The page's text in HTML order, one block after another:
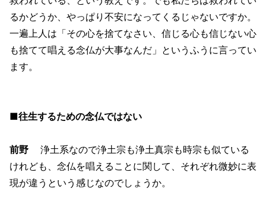
るかどうか、やっぱり不安になってくるじゃないですか。
一遍上人は「その心を捨てなさい、信じる心も信じない心
も捨てて唱える念仏が大事なんだ」というふうに言ってい
ます。
■往生するための念仏ではない
前野 浄土系なので浄土宗も浄土真宗も時宗も似ている
けれども、念仏を唱えることに関して、それぞれ微妙に表
現が違うという感じなのでしょうか。